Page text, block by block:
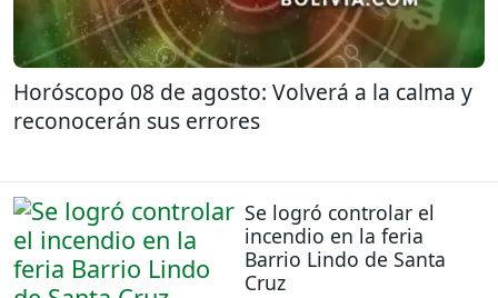
Horóscopo 08 de agosto: Volverá a la calma y
reconocerán sus errores
Se logró controlar el
incendio en la feria
Barrio Lindo de Santa
Cruz